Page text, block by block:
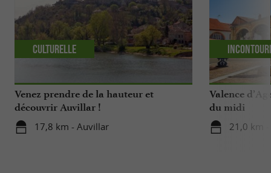
Venez prendre de la hauteur et
découvrir Auvillar !
17,8 km - Auvillar
Culturelle
Valence
du midi
21,0 km -